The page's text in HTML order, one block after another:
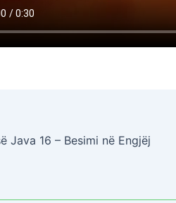
Java 16 – Besimi në Engjëj